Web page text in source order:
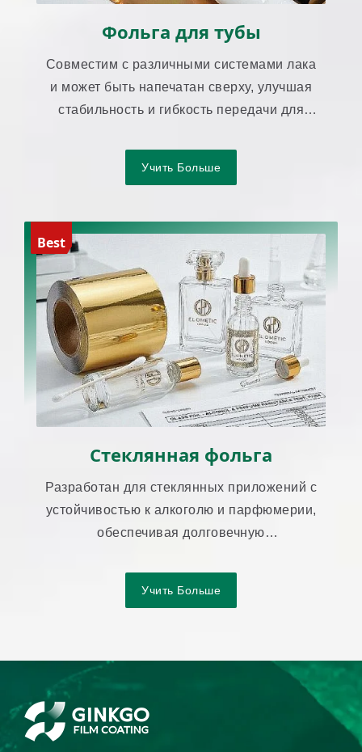
Фольга для тубы
Совместим с различными системами лака
и может быть напечатан сверху, улучшая
стабильность и гибкость передачи для
Учить Больше
Best
Стеклянная фольга
Разработан для стеклянных приложений с
устойчивостью к алкоголю и парфюмерии,
обеспечивая долговечную
Учить Больше